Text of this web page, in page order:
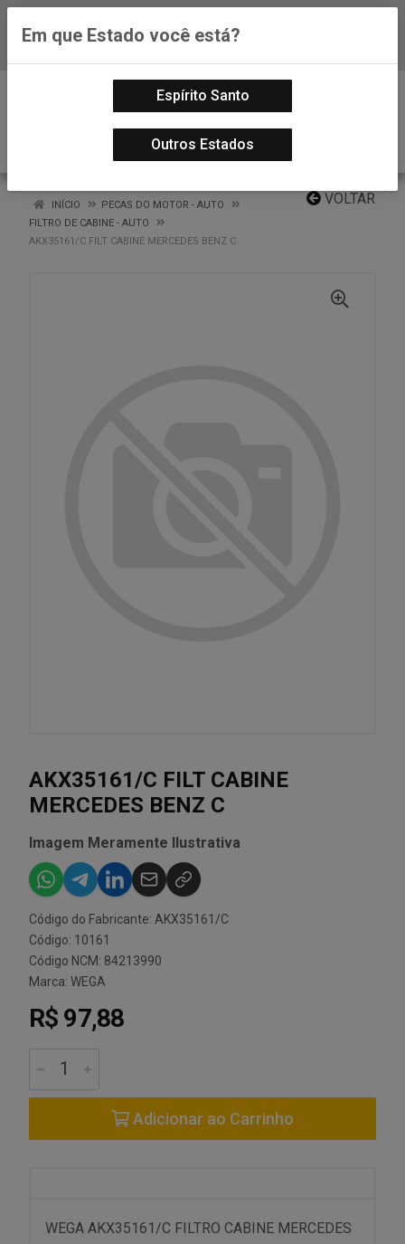
Baixe já nosso APP
VOLTAR
INÍCIO
PECAS DO MOTOR - AUTO
FILTRO DE CABINE - AUTO
AKX35161/C FILT CABINE MERCEDES BENZ C
AKX35161/C FILT CABINE
MERCEDES BENZ C
Imagem Meramente Ilustrativa
Código do Fabricante: AKX35161/C
Código: 10161
Código NCM: 84213990
Marca: WEGA
R$ 97,88
Adicionar ao Carrinho
WEGA AKX35161/C FILTRO CABINE MERCEDES
Em que Estado você está?
Espírito Santo
Outros Estados